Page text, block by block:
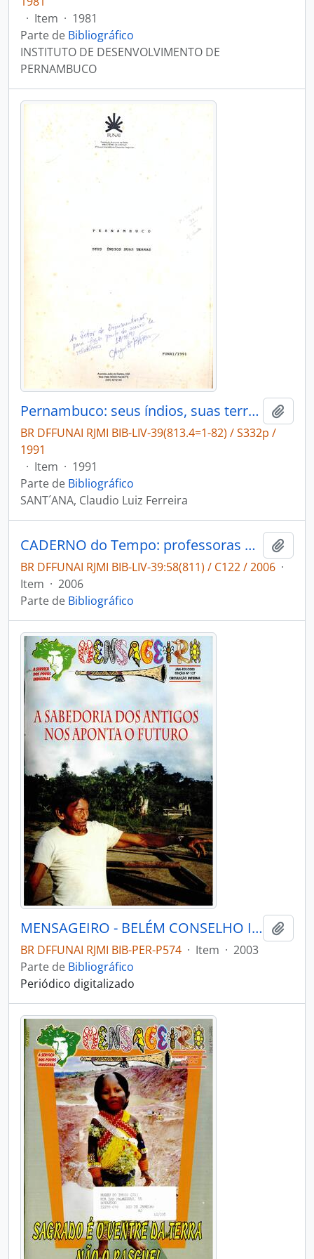
· Item · 1981
Parte de Bibliográfico
INSTITUTO DE DESENVOLVIMENTO DE
PERNAMBUCO
Pernambuco: seus índios, suas terras.
BR DFFUNAI RJMI BIB-LIV-39(813.4=1-82) / S332p /
1991
· Item · 1991
Parte de Bibliográfico
SANT´ANA, Claudio Luiz Ferreira
CADERNO do Tempo: professoras e professores indigenas em Pernambuco.
BR DFFUNAI RJMI BIB-LIV-39:58(811) / C122 / 2006 ·
Item · 2006
Parte de Bibliográfico
MENSAGEIRO - BELÉM CONSELHO INDIGENISTA MISSIONÁRIO - 2003 - Nº137
BR DFFUNAI RJMI BIB-PER-P574 · Item · 2003
Parte de Bibliográfico
Periódico digitalizado